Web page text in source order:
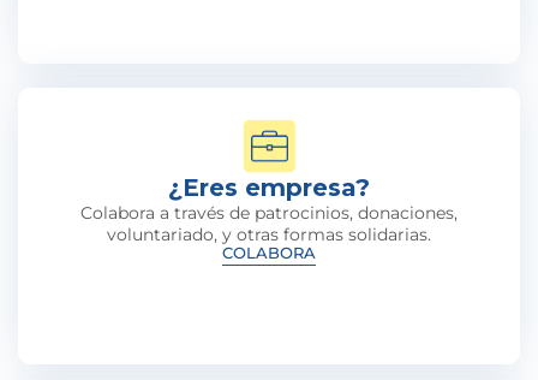
¿Eres empresa?
Colabora a través de patrocinios, donaciones,
voluntariado, y otras formas solidarias.
COLABORA